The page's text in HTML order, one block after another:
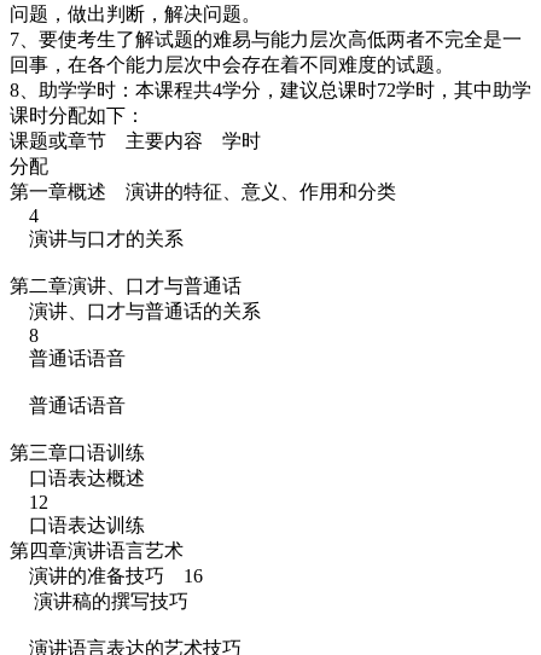
问题，做出判断，解决问题。
7、要使考生了解试题的难易与能力层次高低两者不完全是一
回事，在各个能力层次中会存在着不同难度的试题。
8、助学学时：本课程共4学分，建议总课时72学时，其中助学
课时分配如下：
课题或章节 主要内容 学时
分配
第一章概述 演讲的特征、意义、作用和分类
4
演讲与口才的关系
第二章演讲、口才与普通话
演讲、口才与普通话的关系
8
普通话语音
普通话语音
第三章口语训练
口语表达概述
12
口语表达训练
第四章演讲语言艺术
演讲的准备技巧 16
演讲稿的撰写技巧
演讲语言表达的艺术技巧